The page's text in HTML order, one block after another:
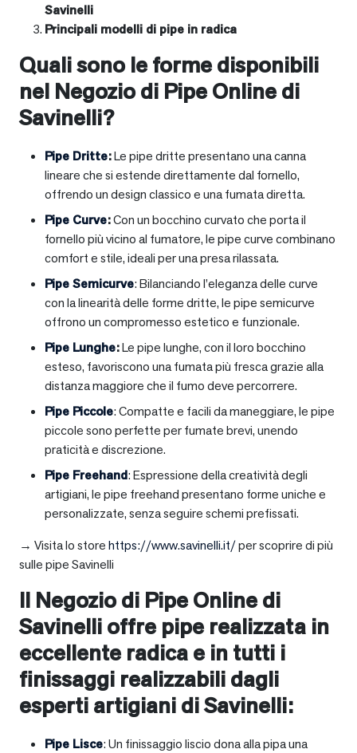
Savinelli
Principali modelli di pipe in radica
Quali sono le forme disponibili
nel Negozio di Pipe Online di
Savinelli?
Pipe Dritte:Le pipe dritte presentano una canna
lineare che si estende direttamente dal fornello,
offrendo un design classico e una fumata diretta.
Pipe Curve:Con un bocchino curvato che porta il
fornello più vicino al fumatore, le pipe curve combinano
comfort e stile, ideali per una presa rilassata.
Pipe Semicurve: Bilanciando l’eleganza delle curve
con la linearità delle forme dritte, le pipe semicurve
offrono un compromesso estetico e funzionale.
Pipe Lunghe:Le pipe lunghe, con il loro bocchino
esteso, favoriscono una fumata più fresca grazie alla
distanza maggiore che il fumo deve percorrere.
Pipe Piccole: Compatte e facili da maneggiare, le pipe
piccole sono perfette per fumate brevi, unendo
praticità e discrezione.
Pipe Freehand: Espressione della creatività degli
artigiani, le pipe freehand presentano forme uniche e
personalizzate, senza seguire schemi prefissati.
→ Visita lo storehttps://www.savinelli.it/per scoprire di più
sulle pipe Savinelli
Il Negozio di Pipe Online di
Savinelli offre pipe realizzata in
eccellente radica e in tutti i
finissaggi realizzabili dagli
esperti artigiani di Savinelli:
Pipe Lisce: Un finissaggio liscio dona alla pipa una